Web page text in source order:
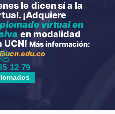
le dicen sí a la
¡Adquiere
virtual en
en modalidad
UCN!Más información:
12 79